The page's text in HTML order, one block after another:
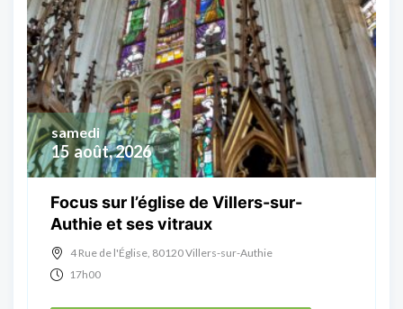
15 août, 2026
samedi
Focus sur l’église de Villers-sur-
Authie et ses vitraux
4 Rue de l'Église, 80120 Villers-sur-Authie
17h00